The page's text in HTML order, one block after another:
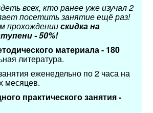
всех, кто ранее уже изучал 2
посетить занятие ещё раз!
прохождениискидка на
- 50%!
материала - 180
литература.
еженедельно по 2 часа на
месяцев.
практического занятия -